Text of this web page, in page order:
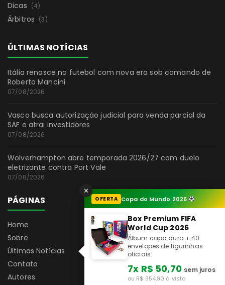
✕
OFERTA Copa do Mundo 2026
Box Premium FIFA
World Cup 2026
Álbum capa dura + 40
envelopes de figurinhas
oficiais.
7x R$ 50,70 sem juros
ou R$ 354,90 à vista
Dicas (4)
Árbitros (3)
ÚLTIMAS NOTÍCIAS
Itália renasce no futebol com nova era sob comando de
Roberto Mancini
07/08/2026
Vasco busca autorização judicial para venda parcial da
SAF e atrai investidores
07/08/2026
Wolverhampton abre temporada 2026/27 com duelo
eletrizante contra Port Vale
07/08/2026
PÁGINAS
Home
Sobre
Últimas Notícias
Contato
Autores